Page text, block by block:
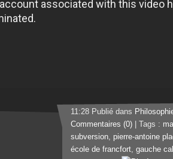
11:28 Publié dans
Commentaires (0) | Tags :
subversion
pierre-antoine
école de francfort gauche